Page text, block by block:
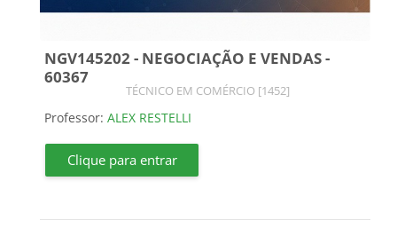
NGV145202 - NEGOCIAÇÃO E VENDAS -
60367
Categoria do curso
TÉCNICO EM COMÉRCIO [1452]
Professor: ALEX RESTELLI
Clique para entrar